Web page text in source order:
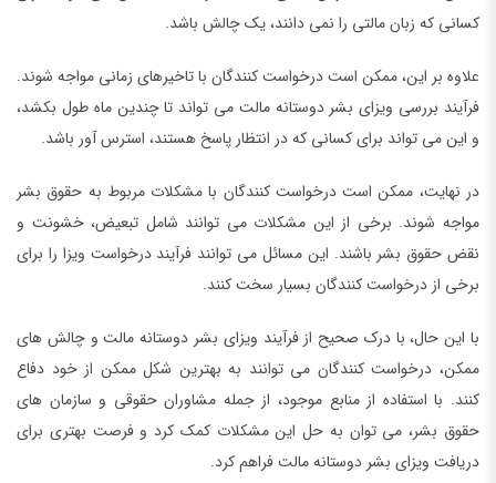
کسانی که زبان مالتی را نمی دانند، یک چالش باشد.
علاوه بر این، ممکن است درخواست کنندگان با تاخیرهای زمانی مواجه شوند.
فرآیند بررسی ویزای بشر دوستانه مالت می تواند تا چندین ماه طول بکشد،
و این می تواند برای کسانی که در انتظار پاسخ هستند، استرس آور باشد.
در نهایت، ممکن است درخواست کنندگان با مشکلات مربوط به حقوق بشر
مواجه شوند. برخی از این مشکلات می توانند شامل تبعیض، خشونت و
نقض حقوق بشر باشند. این مسائل می توانند فرآیند درخواست ویزا را برای
برخی از درخواست کنندگان بسیار سخت کنند.
با این حال، با درک صحیح از فرآیند ویزای بشر دوستانه مالت و چالش های
ممکن، درخواست کنندگان می توانند به بهترین شکل ممکن از خود دفاع
کنند. با استفاده از منابع موجود، از جمله مشاوران حقوقی و سازمان های
حقوق بشر، می توان به حل این مشکلات کمک کرد و فرصت بهتری برای
دریافت ویزای بشر دوستانه مالت فراهم کرد.